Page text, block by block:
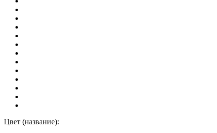
Цвет (название):